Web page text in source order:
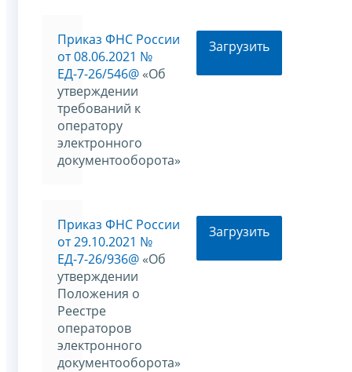
Приказ ФНС России
от 08.06.2021 №
ЕД-7-26/546@ «Об
утверждении
требований к
оператору
электронного
документооборота»
Загрузить
Приказ ФНС России
от 29.10.2021 №
ЕД-7-26/936@ «Об
утверждении
Положения о
Реестре
операторов
электронного
документооборота»
Загрузить